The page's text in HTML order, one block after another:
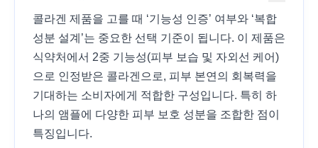
콜라겐 제품을 고를 때 ‘기능성 인증’ 여부와 ‘복합
성분 설계’는 중요한 선택 기준이 됩니다. 이 제품은
식약처에서 2중 기능성(피부 보습 및 자외선 케어)
으로 인정받은 콜라겐으로, 피부 본연의 회복력을
기대하는 소비자에게 적합한 구성입니다. 특히 하
나의 앰플에 다양한 피부 보호 성분을 조합한 점이
특징입니다.